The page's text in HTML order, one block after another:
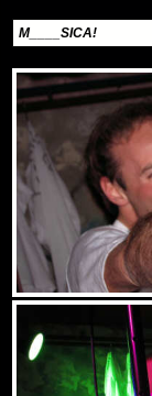
M____SICA!